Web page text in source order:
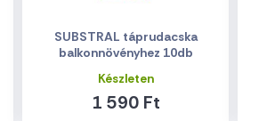
SUBSTRAL táprudacska
balkonnövényhez 10db
Készleten
1 590 Ft